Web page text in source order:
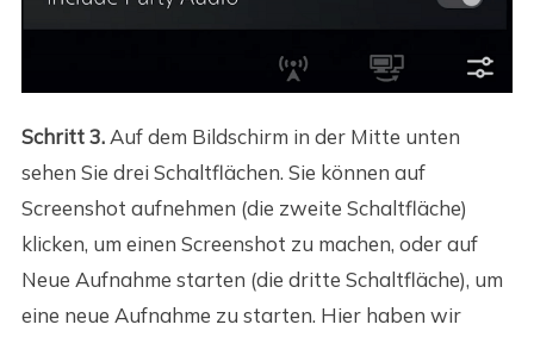
Schritt 3.Auf dem Bildschirm in der Mitte unten
sehen Sie drei Schaltflächen. Sie können auf
Screenshot aufnehmen (die zweite Schaltfläche)
klicken, um einen Screenshot zu machen, oder auf
Neue Aufnahme starten (die dritte Schaltfläche), um
eine neue Aufnahme zu starten. Hier haben wir